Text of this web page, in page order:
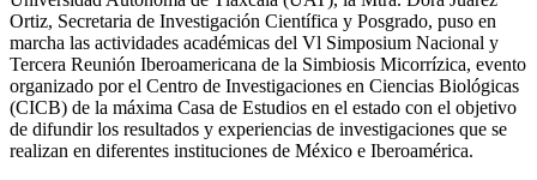
Ortiz, Secretaria de Investigación Científica y Posgrado, puso en
marcha las actividades académicas del Vl Simposium Nacional y
Tercera Reunión Iberoamericana de la Simbiosis Micorrízica, evento
organizado por el Centro de Investigaciones en Ciencias Biológicas
(CICB) de la máxima Casa de Estudios en el estado con el objetivo
de difundir los resultados y experiencias de investigaciones que se
realizan en diferentes instituciones de México e Iberoamérica.